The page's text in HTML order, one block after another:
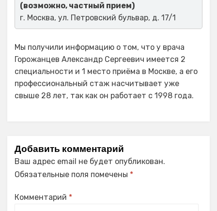
(возможно, частный прием)
г. Москва, ул. Петровский бульвар, д. 17/1
Мы получили информацию о том, что у врача
Горожанцев Александр Сергеевич имеется 2
специальности и 1 место приёма в Москве, а его
профессиональный стаж насчитывает уже
свыше 28 лет, так как он работает с 1998 года.
Добавить комментарий
Ваш адрес email не будет опубликован.
Обязательные поля помечены *
Комментарий *